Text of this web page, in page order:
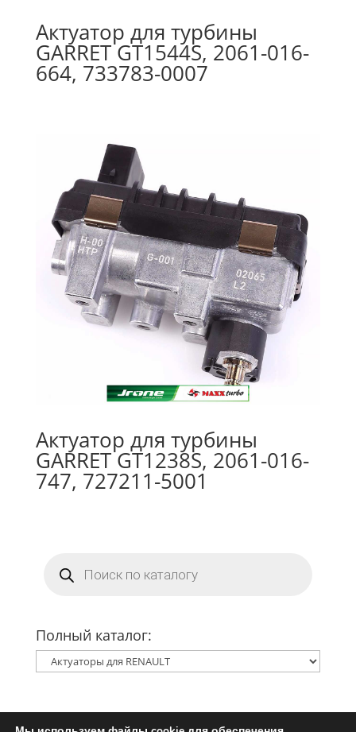
Актуатор для турбины
GARRET GT1544S, 2061-016-
664, 733783-0007
Актуатор для турбины
GARRET GT1238S, 2061-016-
747, 727211-5001
товаров
Полный каталог: